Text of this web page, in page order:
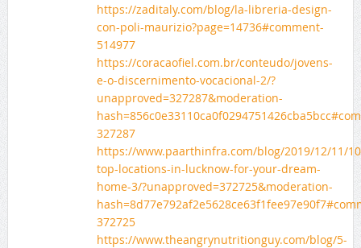
https://zaditaly.com/blog/la-libreria-design-
con-poli-maurizio?page=14736#comment-
514977
https://coracaofiel.com.br/conteudo/jovens-
e-o-discernimento-vocacional-2/?
unapproved=327287&moderation-
327287
https://www.paarthinfra.com/blog/2019/12/11/
top-locations-in-lucknow-for-your-dream-
home-3/?unapproved=372725&moderation-
372725
https://www.theangrynutritionguy.com/blog/5-